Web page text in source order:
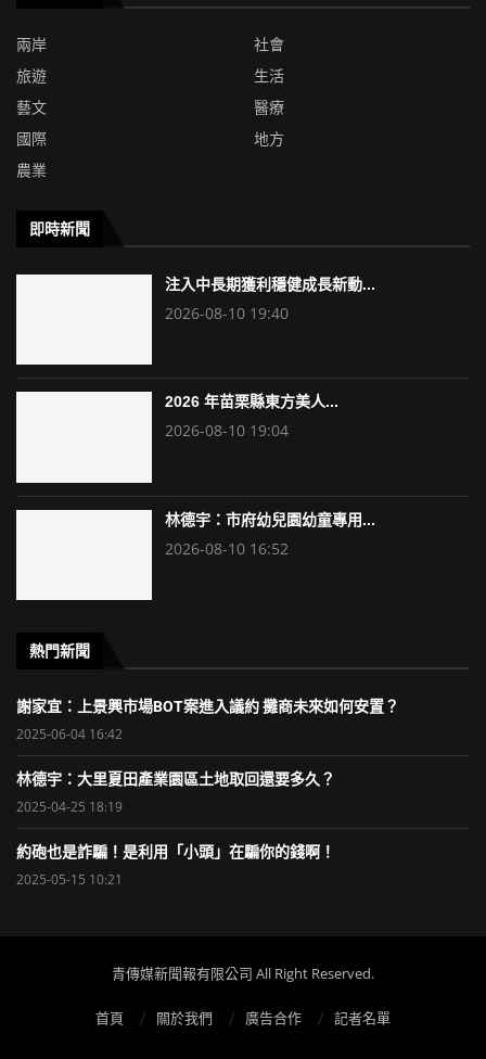
兩岸
社會
旅遊
生活
藝文
醫療
國際
地方
農業
即時新聞
注入中長期獲利穩健成長新動...
2026-08-10 19:40
2026 年苗栗縣東方美人...
2026-08-10 19:04
林德宇：市府幼兒園幼童專用...
2026-08-10 16:52
熱門新聞
謝家宜：上景興市場BOT案進入議約 攤商未來如何安置？
2025-06-04 16:42
林德宇：大里夏田產業園區土地取回還要多久？
2025-04-25 18:19
約砲也是詐騙！是利用「小頭」在騙你的錢啊！
2025-05-15 10:21
青傳媒新聞報有限公司 All Right Reserved.
首頁 關於我們 廣告合作 記者名單